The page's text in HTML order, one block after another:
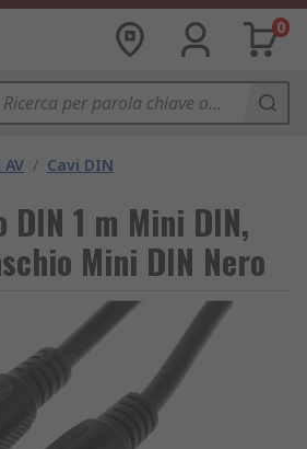
0
AV / Cavi DIN
DIN 1 m Mini DIN,
Mini DIN Nero